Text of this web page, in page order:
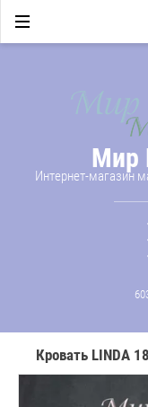
Мир
Интернет-магазин
Кровать LINDA